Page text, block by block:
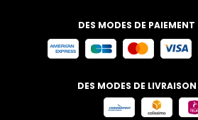
DES MODES DE PAIEMENT
DES MODES DE